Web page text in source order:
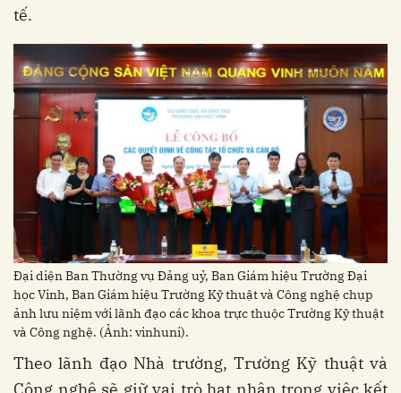
tế.
Đại diện Ban Thường vụ Đảng uỷ, Ban Giám hiệu Trường Đại
học Vinh, Ban Giám hiệu Trường Kỹ thuật và Công nghệ chụp
ảnh lưu niệm với lãnh đạo các khoa trực thuộc Trường Kỹ thuật
và Công nghệ. (Ảnh: vinhuni).
Theo lãnh đạo Nhà trường, Trường Kỹ thuật và
Công nghệ sẽ giữ vai trò hạt nhân trong việc kết